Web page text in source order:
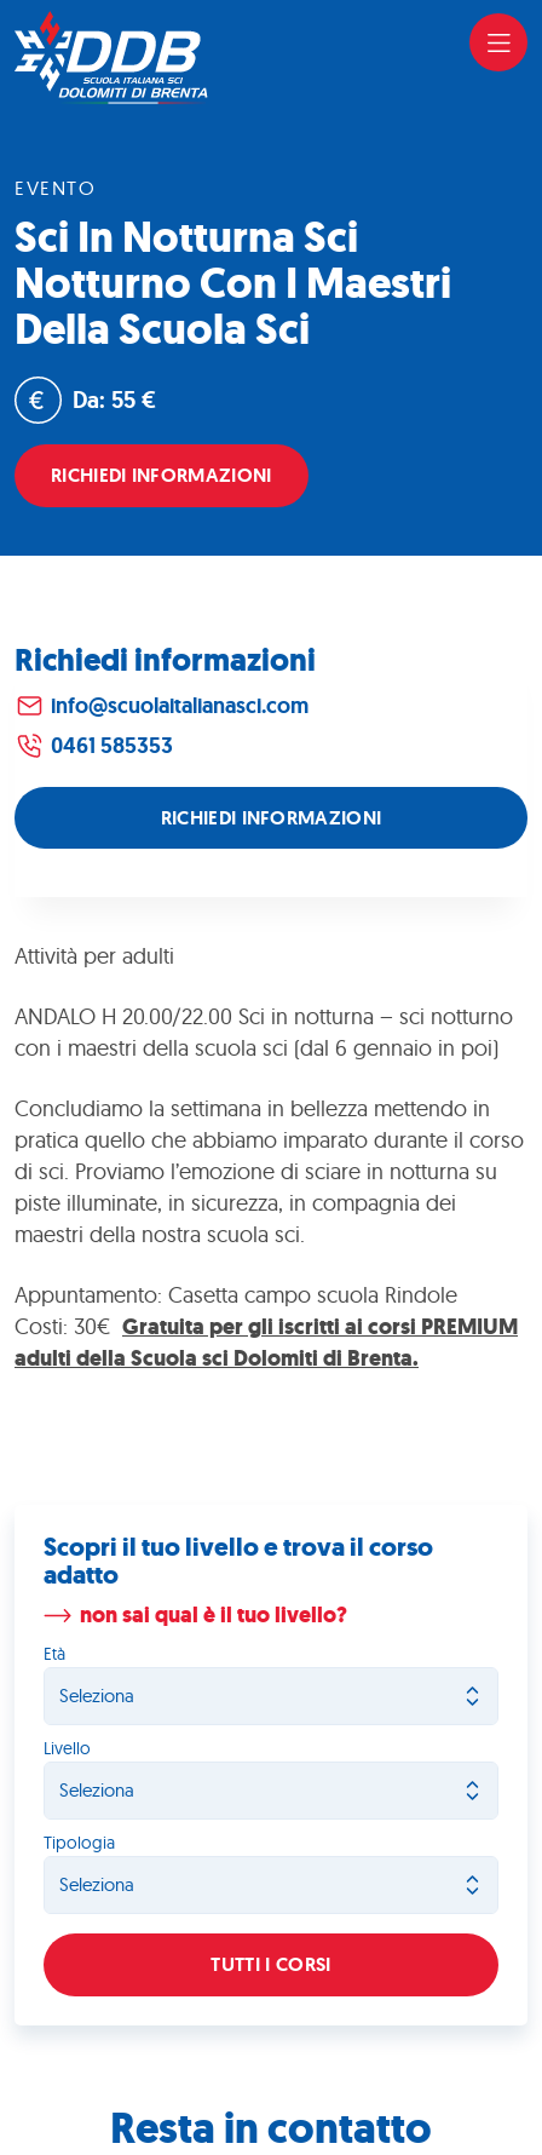
Sci In Notturna Sci
Notturno Con I Maestri
Della Scuola Sci
EVENTO
Da: 55 €
RICHIEDI INFORMAZIONI
Attività per adulti
ANDALO H 20.00/22.00 Sci in notturna – sci notturno
con i maestri della scuola sci (dal 6 gennaio in poi)
Concludiamo la settimana in bellezza mettendo in
pratica quello che abbiamo imparato durante il corso
di sci. Proviamo l’emozione di sciare in notturna su
piste illuminate, in sicurezza, in compagnia dei
maestri della nostra scuola sci.
Appuntamento: Casetta campo scuola Rindole
Costi: 30€ Gratuita per gli iscritti ai corsi PREMIUM
adulti della Scuola sci Dolomiti di Brenta.
Richiedi informazioni
info@scuolaitalianasci.com
0461 585353
RICHIEDI INFORMAZIONI
Scopri il tuo livello e trova il corso
adatto
non sai qual è il tuo livello?
Età
Livello
Tipologia
TUTTI I CORSI
Resta in contatto